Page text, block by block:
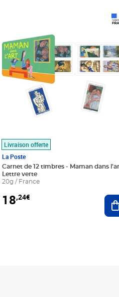
au panier
Livraison offerte
La Poste
Carnet de 12 timbres - Maman dans
Lettre verte
20g / France
18,24€